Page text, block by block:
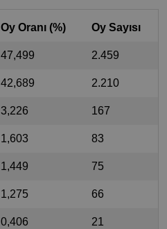
Oy Oranı (%) Oy Sayısı
47,499 2.459
42,689 2.210
3,226 167
1,603 83
1,449 75
1,275 66
0,406 21